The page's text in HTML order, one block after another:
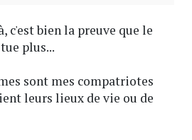
c'est bien la preuve que le
plus...
sont mes compatriotes
leurs lieux de vie ou de